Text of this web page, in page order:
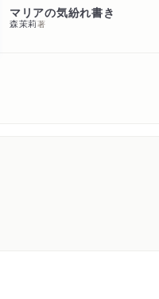
■味の記憶
マリアの気紛れ書き
森茉莉著